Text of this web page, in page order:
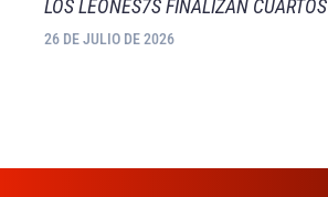
LOS LEONES7S FINALIZAN CUARTOS
26 DE JULIO DE 2026